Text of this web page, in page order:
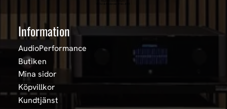
Information
AudioPerformance
Butiken
Mina sidor
Köpvillkor
Kundtjänst